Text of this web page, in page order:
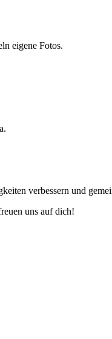
eigene Fotos.
verbessern und
uns auf dich!